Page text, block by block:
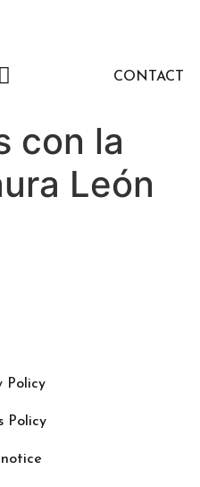
CONTACT
con la
León
Policy
Policy